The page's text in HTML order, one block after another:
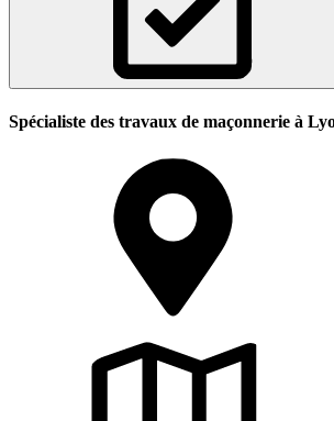
Spécialiste des travaux de maçonnerie à